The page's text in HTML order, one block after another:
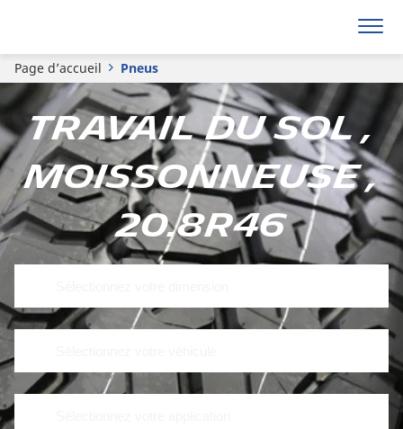
Page d’accueil Pneus
Travail du sol ,
Moissonneuse ,
20.8R46